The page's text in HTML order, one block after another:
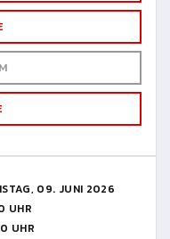
09. JUNI 2026
UHR
UHR